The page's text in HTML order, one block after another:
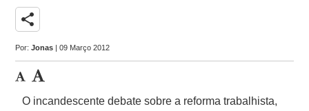
share
Por:Jonas | 09 Março 2012
O incandescente debate sobre a reforma trabalhista,